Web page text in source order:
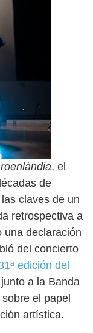
, el
de
claves de un
retrospectiva a
una declaración
del concierto
edición del
a la Banda
el papel
artística.